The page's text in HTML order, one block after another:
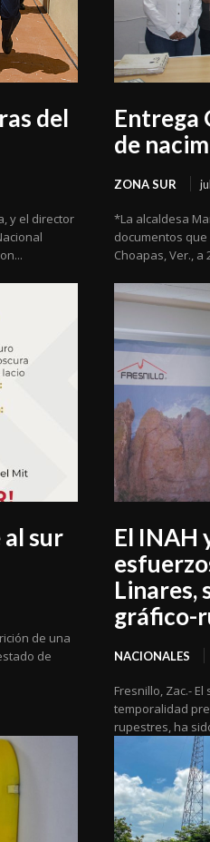
del
y el director
Entrega
de
ZONA SUR
*La alcaldesa
documentos
Choapas, Ver., a
al sur
de una
de
El INAH
Linares,
gráfico-
NACIONALES
Fresnillo, Zac.-
temporalidad
rupestres, ha